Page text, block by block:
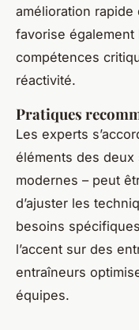
amélioration rapide
favorise
compétences
réactivité.
Pratiques
Les experts
éléments des deux
modernes – peut
d’ajuster les
besoins
l’accent sur des
entraîneurs
équipes.